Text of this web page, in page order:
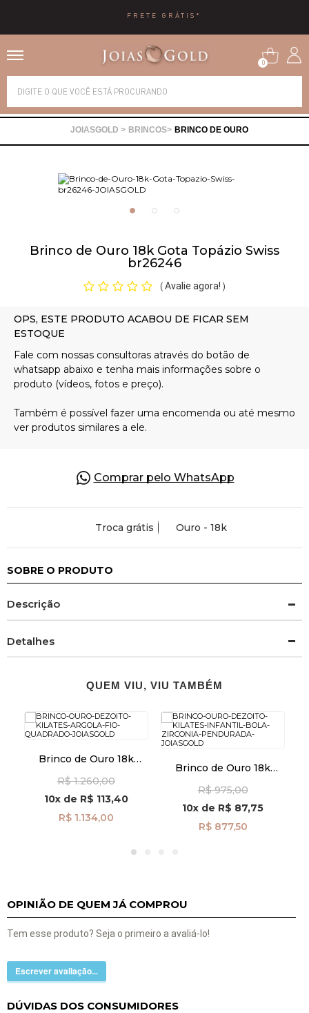
FRETE GRÁTIS*
0
BRINCOS BRINCO DE OURO
Brinco de Ouro 18k Gota Topázio Swiss
br26246
( Avalie agora! )
Comprar pelo WhatsApp
Troca grátis Ouro - 18k
SOBRE O PRODUTO
Descrição
Detalhes
QUEM VIU, VIU TAMBÉM
Brinco de Ouro 18k
br29491
R$ 1.260,00
10x de R$ 113,40
R$ 1.134,00
Brinco de Ouro 18k
Zircônia Pendurada
br29496
R$ 975,00
10x de R$ 87,75
R$ 877,50
OPINIÃO DE QUEM JÁ COMPROU
Tem esse produto? Seja o primeiro a avaliá-lo!
Escrever avaliação...
DÚVIDAS DOS CONSUMIDORES
Alianças
Brincos
Piercing
Pedras Preciosas
Presente